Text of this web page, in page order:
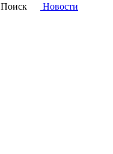
Поиск
Новости